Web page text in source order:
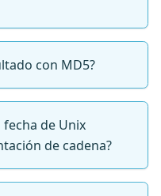
con MD5?
de Unix
de cadena?